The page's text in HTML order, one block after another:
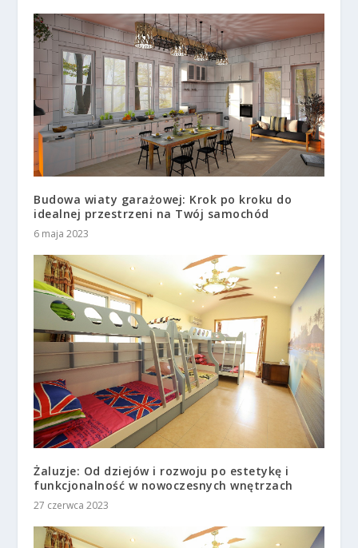
Budowa wiaty garażowej: Krok po kroku do
idealnej przestrzeni na Twój samochód
6 maja 2023
Żaluzje: Od dziejów i rozwoju po estetykę i
funkcjonalność w nowoczesnych wnętrzach
27 czerwca 2023